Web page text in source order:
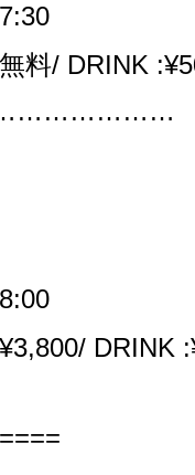
料/ DRINK
DRINK